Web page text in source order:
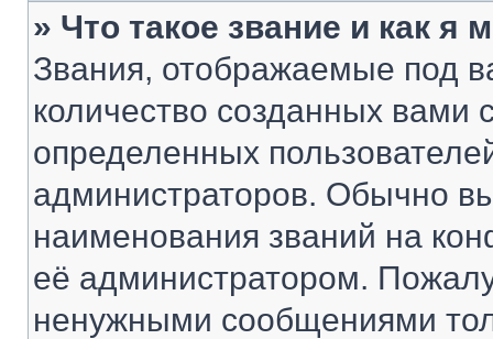
» Что такое звание и как я
Звания, отображаемые под
количество созданных
определенных
администраторов. Обычно
наименования званий на
её администратором.
ненужными сообщениями